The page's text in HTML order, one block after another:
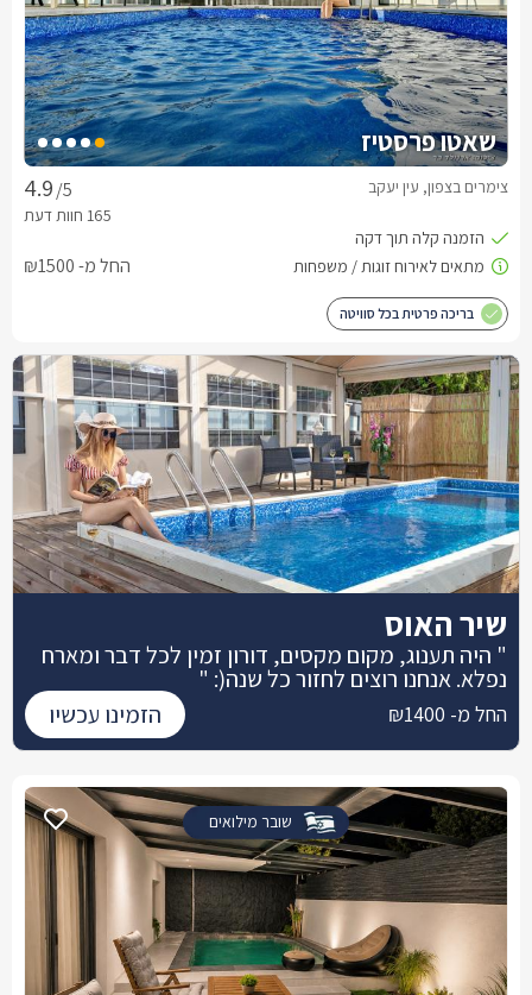
שאטו פרסטיז
/5 צימרים בצפון, עין יעקב
החל מ- ₪1500
בריכה פרטית בכל סוויטה
שובר מילואים
שיר האוס
" היה תענוג, מקום מקסים, דורון זמין לכל דבר ומארח
נפלא. אנחנו רוצים לחזור כל שנה(: "
החל מ- ₪1400 הזמינו עכשיו